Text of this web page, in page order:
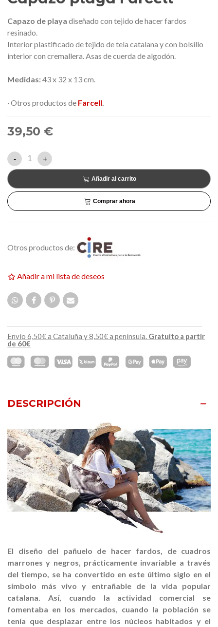
Capazo de playa diseñado con tejido de hacer fardos
resinado.
Interior plastificado de tejido de tela catalana y con bolsillo
interior con cremallera. Asas de cuerda de algodón.
Medidas:43 x 32 x 13 cm.
· Otros productos de Farcell.
39,50 €
- +
Añadir al carrito
Comprar ahora
Otros productos de:
Añadir a mi lista de deseos
Envío 6,50€ a Cataluña y 8,50€ a península. Gratuito a partir
de 60€
DESCRIPCIÓN
El diseño del pañuelo de hacer fardos, de cuadros
marrones y negros, prácticamente invariable a través
del tiempo, se ha convertido en este último siglo en el
símbolo más vivo y entrañable de la vida popular
catalana. Así, cuando la actividad comercial se
fomentaba en los mercados, cuando la población se
tenía que desplazar entre los núcleos habitados y el